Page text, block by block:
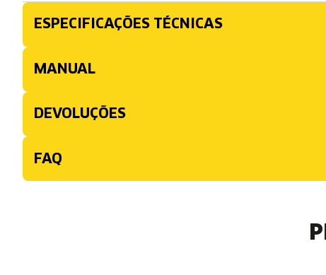
ESPECIFICAÇÕES TÉCNICAS
MANUAL
DEVOLUÇÕES
FAQ